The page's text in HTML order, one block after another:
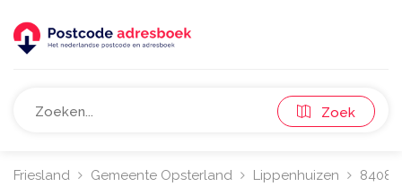
Zoek
Friesland Gemeente Opsterland Lippenhuizen 8408